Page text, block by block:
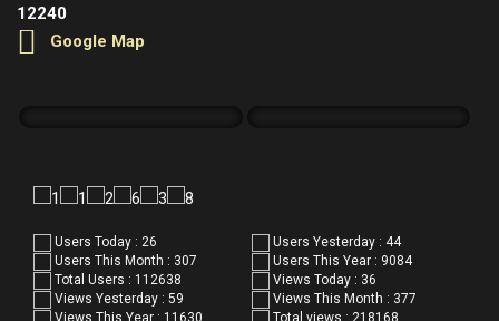
12240
Google Map
Users Today : 26
Users Yesterday : 44
Users This Month : 307
Users This Year : 9084
Total Users : 112638
Views Today : 36
Views Yesterday : 59
Views This Month : 377
Views This Year : 11630
Total views : 218168